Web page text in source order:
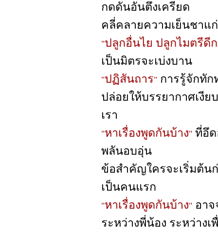
กดดันอันตึงเครียด
คลี่คลายความเย็นชาแ
"ปลูกอื่นไย ปลูกไมตรีดี
เป็นมิตรจะเบ่งบาน
"ปฏิสันถาร" การรู้จักทัก
ปล่อยให้บรรยากาศเงีย
เรา
"หาเรื่องพูดกันบ้าง" ที่อึด
พลันอบอุ่น
ข้อสำคัญใครจะเริ่มต้น
เป็นคนแรก
"หาเรื่องพูดกันบ้าง" อา
ระหว่างพี่น้อง ระหว่าง